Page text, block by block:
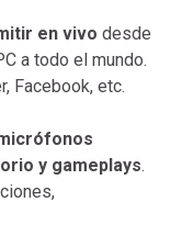
en vivo desde
a todo el mundo.
Facebook, etc.
y gameplays.